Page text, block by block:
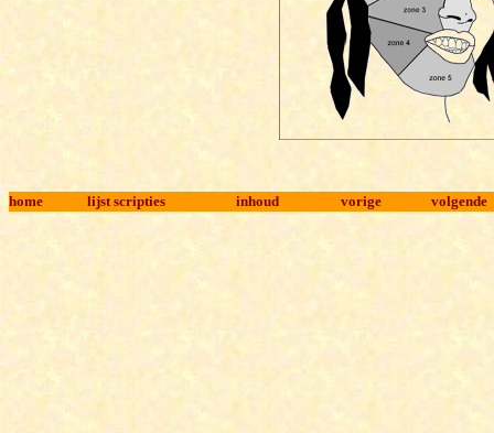
home lijst scripties inhoud vorige volgende